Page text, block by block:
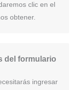
clic en el
obtener.
del formulario
ingresar